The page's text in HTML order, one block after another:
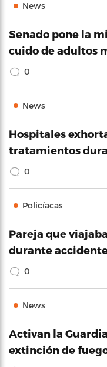
News
Senado pone la
cuido de adultos
0
News
Hospitales
tratamientos
0
Policíacas
Pareja que
durante
0
News
Activan la
extinción de